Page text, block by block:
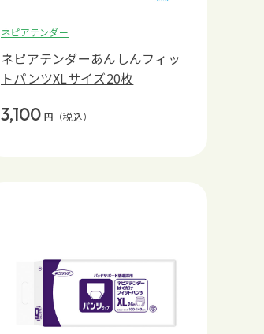
ネピアテンダー
ネピアテンダーあんしんフィッ
トパンツXLサイズ20枚
3,100 円 （税込）